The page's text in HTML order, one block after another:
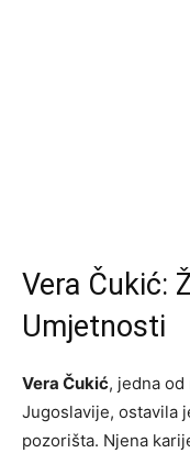
Vera Čukić:
Umjetnosti
Vera Čukić, jedna
Jugoslavije, ostavila
pozorišta. Njena